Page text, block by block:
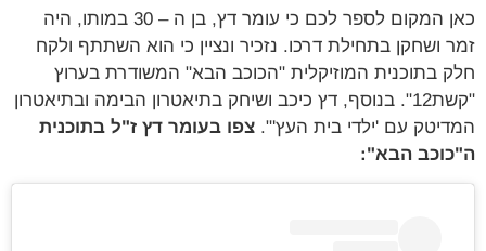
כאן המקום לספר לכם כי עומר דץ, בן ה – 30 במותו, היה
זמר ושחקן בתחילת דרכו. נזכיר ונציין כי הוא השתתף ולקח
חלק בתוכנית המוזיקלית "הכוכב הבא" המשודרת בערוץ
"קשת12". בנוסף, דץ כיכב ושיחק בתיאטרון הבימה ובתיאטרון
המדיטק עם 'ילדי בית העץ'". צפו בעומר דץ ז"ל בתוכנית
ה"כוכב הבא":